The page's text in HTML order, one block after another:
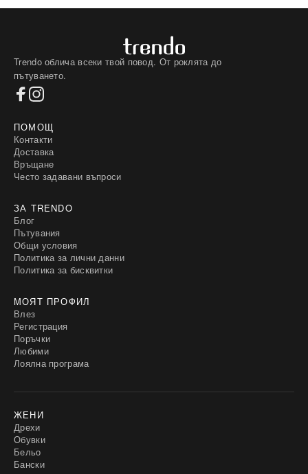
Trendo облича всеки твой повод. От роклята до
пътуването.
ПОМОЩ
Контакти
Доставка
Връщане
Често задавани въпроси
ЗА TRENDO
Блог
Пътувания
Общи условия
Политика за лични данни
Политика за бисквитки
МОЯТ ПРОФИЛ
Влез
Регистрация
Поръчки
Любими
Лоялна програма
ЖЕНИ
Дрехи
Обувки
Бельо
Бански